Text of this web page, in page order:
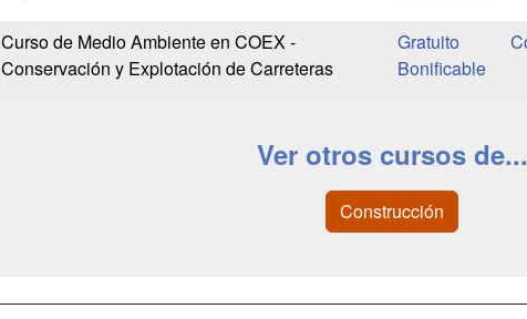
Curso de Medio Ambiente en COEX -
Conservación y Explotación de Carreteras
Gratuito
Bonificable
Ver otros cursos de...
Construcción